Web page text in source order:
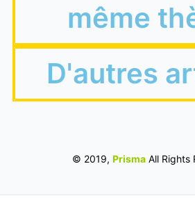
même
D'autres
© 2019, Prisma All Rights